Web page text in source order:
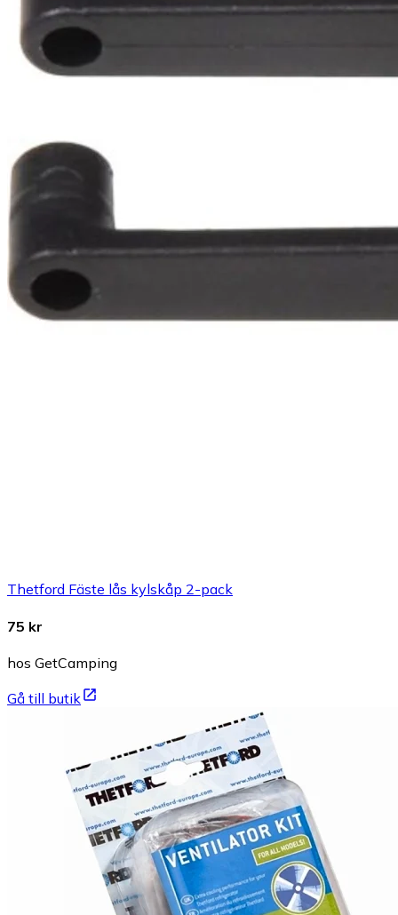
Thetford Fäste lås kylskåp 2-pack
75 kr
hos GetCamping
Gå till butik